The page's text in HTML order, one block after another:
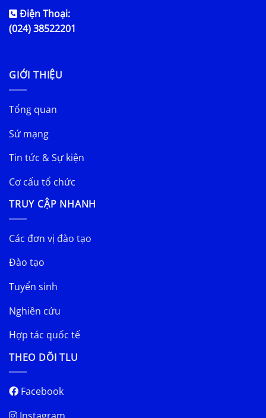
Điện Thoại:
(024) 38522201
GIỚI THIỆU
Tổng quan
Sứ mạng
Tin tức & Sự kiện
Cơ cấu tổ chức
TRUY CẬP NHANH
Các đơn vị đào tạo
Đào tạo
Tuyển sinh
Nghiên cứu
Hợp tác quốc tế
THEO DÕI TLU
Facebook